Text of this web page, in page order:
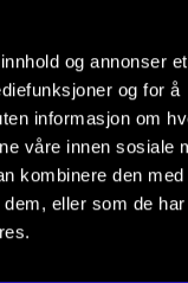
og annonser et
og for å
informasjon om
våre innen sosiale
kombinere den med
eller som de